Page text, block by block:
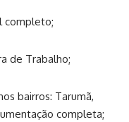
completo;
de Trabalho;
bairros: Tarumã,
completa;